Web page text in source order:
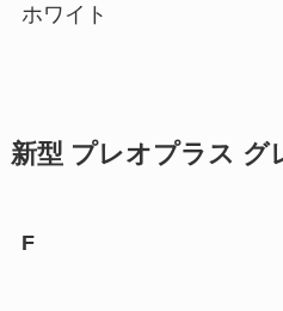
ホワイト
新型 プレオプラス グ
F